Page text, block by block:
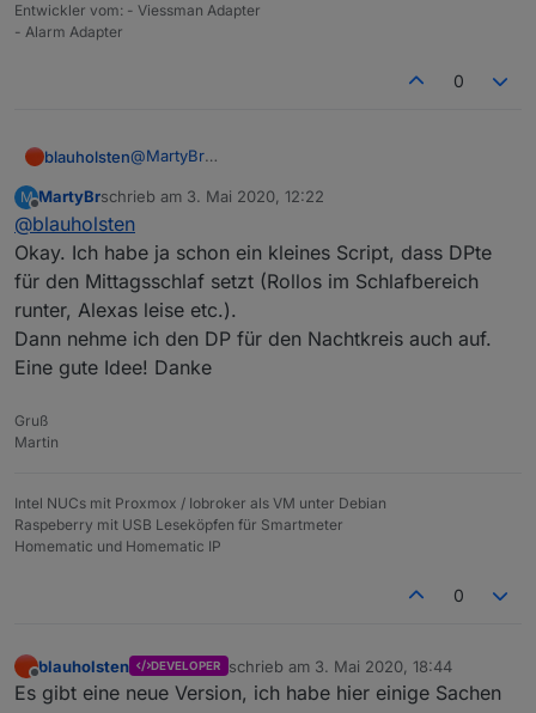
Entwickler vom: - Viessman Adapter
- Alarm Adapter
0
blauholsten@MartyBr
oben im Thread etwas erklärt.
Wenn deine Frau die Nachtruhe mittags z.B. per
Button de/aktiviert sollte das genau deinen
Wünschen entsprechen, denke ich.
M
Offline
MartyBrschrieb am 3. Mai 2020, 12:22
zuletzt editiert von
@blauholsten
Okay. Ich habe ja schon ein kleines Script, dass DPte
für den Mittagsschlaf setzt (Rollos im Schlafbereich
runter, Alexas leise etc.).
Dann nehme ich den DP für den Nachtkreis auch auf.
Eine gute Idee! Danke
Gruß
Martin
Intel NUCs mit Proxmox / Iobroker als VM unter Debian
Raspeberry mit USB Leseköpfen für Smartmeter
Homematic und Homematic IP
0
Offline
blauholsten DEVELOPER schrieb am 3. Mai 2020, 18:44
zuletzt editiert von
Es gibt eine neue Version, ich habe hier einige Sachen